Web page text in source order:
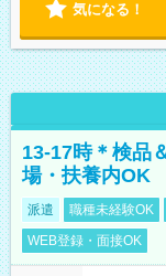
気になる！
13-17時＊検品
場・扶養内OK
派遣 職種未経験OK
WEB登録・面接OK